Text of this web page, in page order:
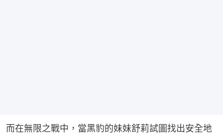
而在無限之戰中，當黑豹的妹妹舒莉試圖找出安全地